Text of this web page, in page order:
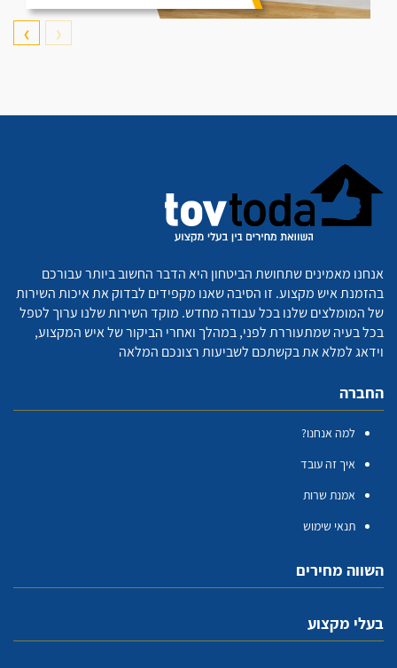
❮
❯
אנחנו מאמינים שתחושת הביטחון היא הדבר החשוב ביותר עבורכם
בהזמנת איש מקצוע. זו הסיבה שאנו מקפידים לבדוק את איכות השירות
של המומלצים שלנו בכל עבודה מחדש. מוקד השירות שלנו ערוך לטפל
בכל בעיה שמתעוררת לפני, במהלך ואחרי הביקור של איש המקצוע,
וידאג למלא את בקשתכם לשביעות רצונכם המלאה
החברה
למה אנחנו?
איך זה עובד
אמנת שרות
תנאי שימוש
השווה מחירים
בעלי מקצוע